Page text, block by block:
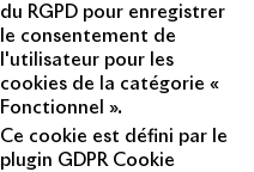
du RGPD pour enregistrer
le consentement de
l'utilisateur pour les
cookies de la catégorie «
Fonctionnel ».
Ce cookie est défini par le
plugin GDPR Cookie